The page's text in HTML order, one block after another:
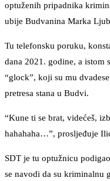
optuženih pripadnika
ubije Budvanina Marka
Tu telefonsku poruku,
dana 2021. godine, a
“glock”, koji su mu
pretresa stana u Budvi.
“Kune ti se brat, videćeš,
hahahaha…”, prosljeđuje
SDT je tu optužnicu
se navodi da su kriminalnu